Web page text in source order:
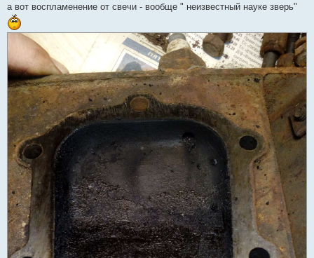
щ
е
н
и
а вот воспламенение от свечи - вообще " неизвестный науке зверь"